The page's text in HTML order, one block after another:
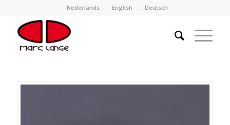
Nederlands English Deutsch